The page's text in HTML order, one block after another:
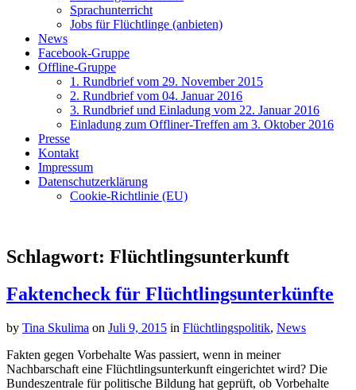
Sprachunterricht
Jobs für Flüchtlinge (anbieten)
News
Facebook-Gruppe
Offline-Gruppe
1. Rundbrief vom 29. November 2015
2. Rundbrief vom 04. Januar 2016
3. Rundbrief und Einladung vom 22. Januar 2016
Einladung zum Offliner-Treffen am 3. Oktober 2016
Presse
Kontakt
Impressum
Datenschutzerklärung
Cookie-Richtlinie (EU)
Schlagwort: Flüchtlingsunterkunft
Faktencheck für Flüchtlingsunterkünfte
by Tina Skulima on Juli 9, 2015 in Flüchtlingspolitik, News
Fakten gegen Vorbehalte Was passiert, wenn in meiner
Nachbarschaft eine Flüchtlingsunterkunft eingerichtet wird? Die
Bundeszentrale für politische Bildung hat geprüft, ob Vorbehalte